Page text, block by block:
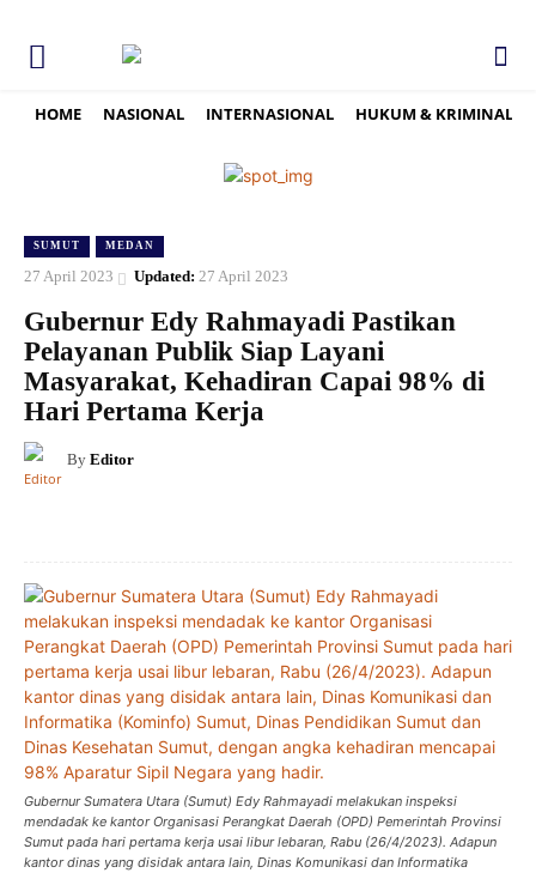
HOME NASIONAL INTERNASIONAL HUKUM & KRIMINAL
SUMUT MEDAN
27 April 2023 Updated: 27 April 2023
Gubernur Edy Rahmayadi Pastikan
Pelayanan Publik Siap Layani
Masyarakat, Kehadiran Capai 98% di
Hari Pertama Kerja
By Editor
Gubernur Sumatera Utara (Sumut) Edy Rahmayadi melakukan inspeksi
mendadak ke kantor Organisasi Perangkat Daerah (OPD) Pemerintah Provinsi
Sumut pada hari pertama kerja usai libur lebaran, Rabu (26/4/2023). Adapun
kantor dinas yang disidak antara lain, Dinas Komunikasi dan Informatika